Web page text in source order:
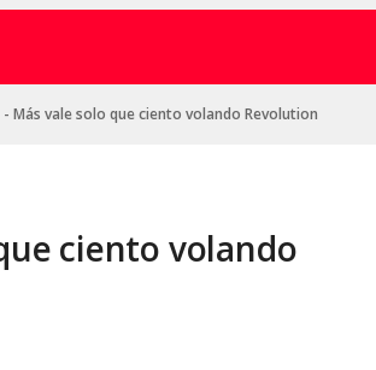
- Más vale solo que ciento volando Revolution
ciento volando